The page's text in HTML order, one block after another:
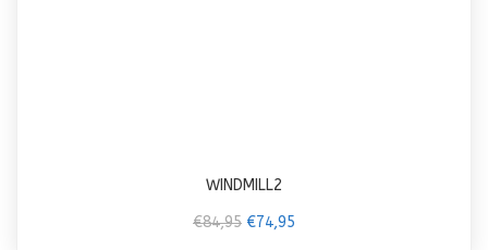
WINDMILL2
€84,95 €74,95